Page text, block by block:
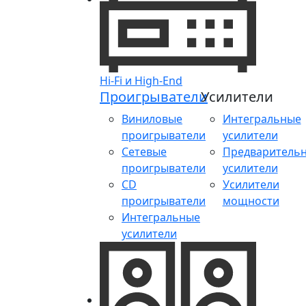
Hi-Fi и High-End
Проигрыватели
Виниловые
проигрыватели
Сетевые
проигрыватели
CD
проигрыватели
Интегральные
усилители
Усилители
Интегральные
усилители
усилители
Усилители
мощности